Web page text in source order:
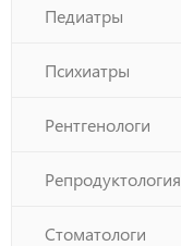
Педиатры
Психиатры
Рентгенологи
Репродуктология
Стоматологи